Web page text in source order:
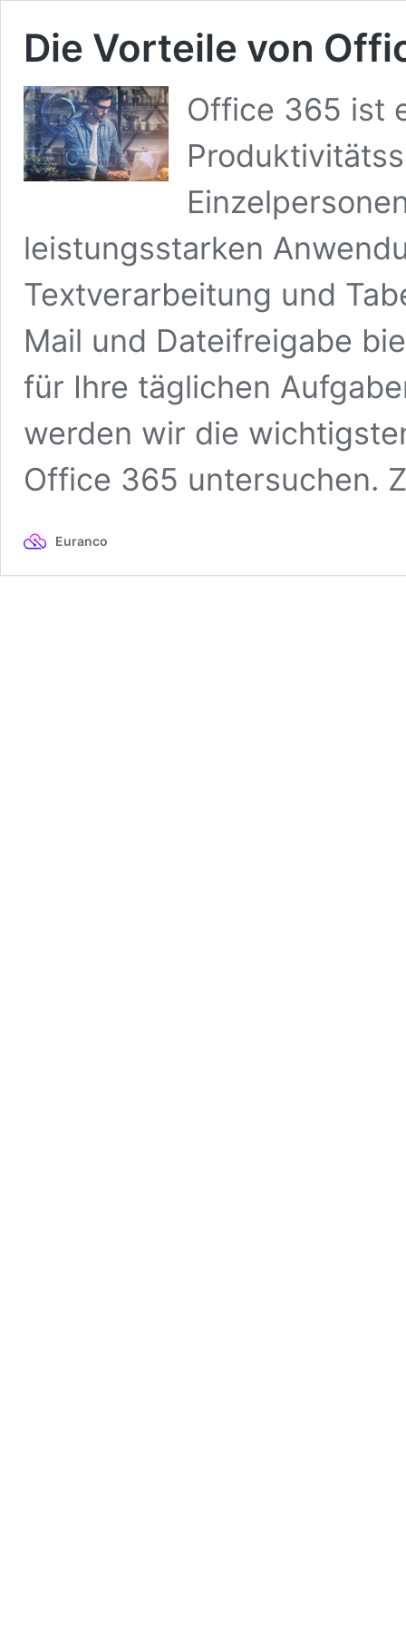
Die Vorteile von
Office 365 ist
leistungsstarken
Textverarbeitung und
Mail und Dateifreigabe
für Ihre täglichen
werden wir die
Office 365 untersuchen.
Euranco